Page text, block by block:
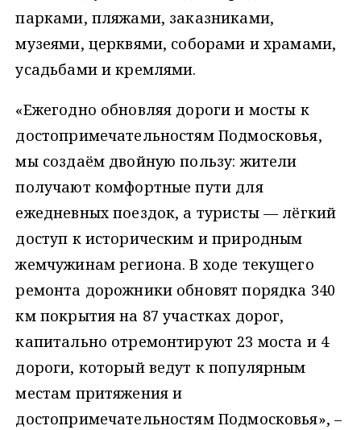
парками, пляжами, заказниками,
музеями, церквями, соборами и храмами,
усадьбами и кремлями.
«Ежегодно обновляя дороги и мосты к
достопримечательностям Подмосковья,
мы создаём двойную пользу: жители
получают комфортные пути для
ежедневных поездок, а туристы — лёгкий
доступ к историческим и природным
жемчужинам региона. В ходе текущего
ремонта дорожники обновят порядка 340
км покрытия на 87 участках дорог,
капитально отремонтируют 23 моста и 4
дороги, который ведут к популярным
местам притяжения и
достопримечательностям Подмосковья», –